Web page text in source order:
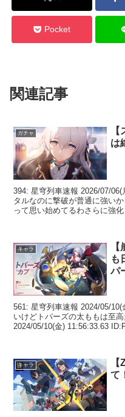
Pocket
関連記事
ガチャ
は
394: 星穹列車速報 2026/07/
タルなのに撃破が普通に強い
って思い始めてるわさらに強
キャラ
も
パ
561: 星穹列車速報 2024/05/
いけどトパーズの太ももは至
2024/05/10(金) 11:56:33.63
キャラ
て